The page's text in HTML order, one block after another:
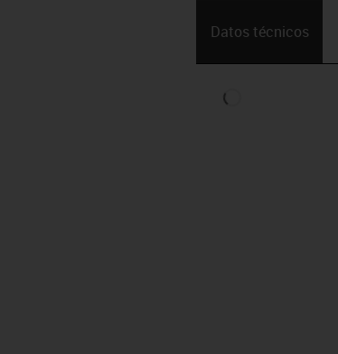
Datos técnicos